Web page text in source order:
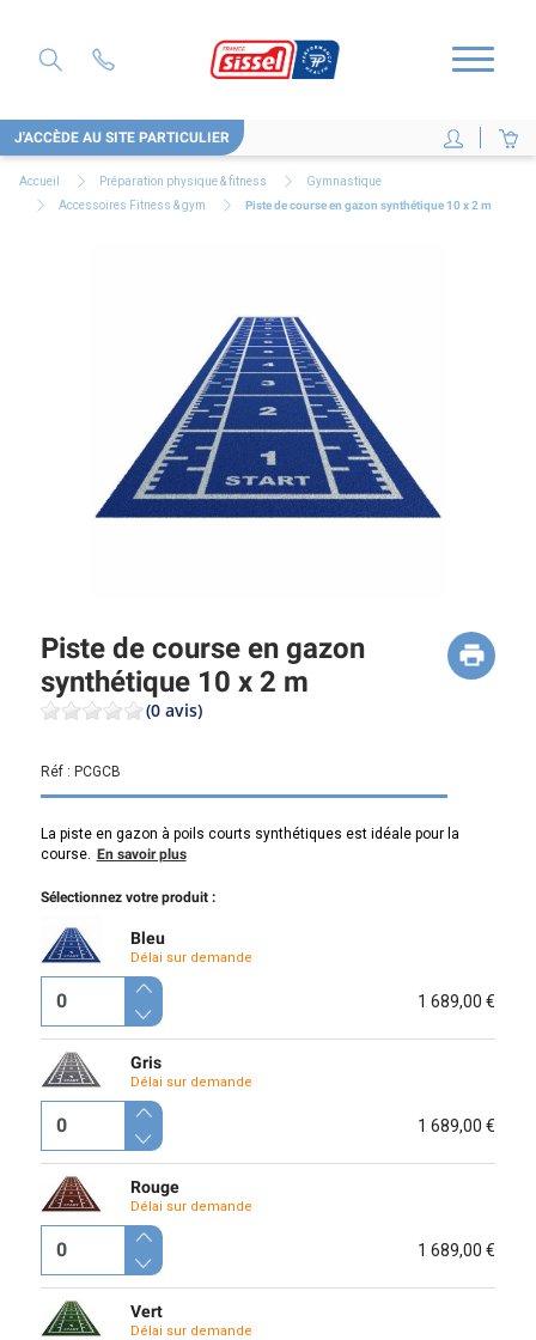
J'ACCÈDE AU SITE PARTICULIER
Accueil Préparation physique & fitness
Gymnastique
Accessoires Fitness & gym
Piste de course en gazon synthétique 10 x 2 m
Piste de course en gazon
synthétique 10 x 2 m
(0 avis)
Réf : PCGCB
La piste en gazon à poils courts synthétiques est idéale pour la
course. En savoir plus
Sélectionnez votre produit :
Bleu
Délai sur demande
1 689,00 €
Gris
Délai sur demande
1 689,00 €
Rouge
Délai sur demande
1 689,00 €
Vert
Délai sur demande